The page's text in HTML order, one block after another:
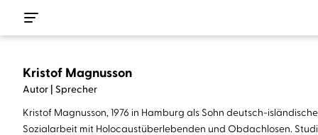
Kristof Magnusson
Autor | Sprecher
Kristof Magnusson, 1976 in Hamburg als Sohn deutsch-
Sozialarbeit mit Holocaustüberlebenden und Obdachlosen.